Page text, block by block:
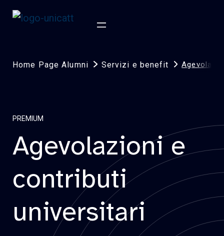
Home Page Alumni Servizi e benefit
PREMIUM
Agevolazioni e
contributi
universitari